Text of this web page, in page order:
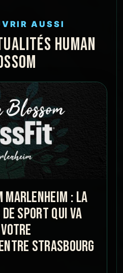
AUSSI
HUMAN
MARLENHEIM : LA
SPORT QUI VA
STRASBOURG